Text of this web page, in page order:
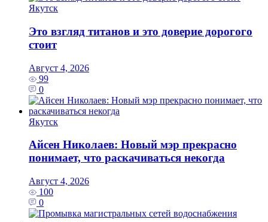
Якутск
Это взгляд титанов и это доверие дорогого
стоит
Август 4, 2026
99
0
Якутск
Айсен Николаев: Новый мэр прекрасно
понимает, что раскачиваться некогда
Август 4, 2026
100
0